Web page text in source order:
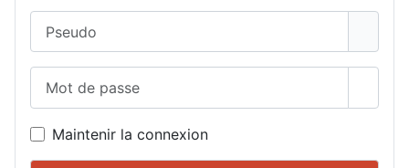
Maintenir la connexion